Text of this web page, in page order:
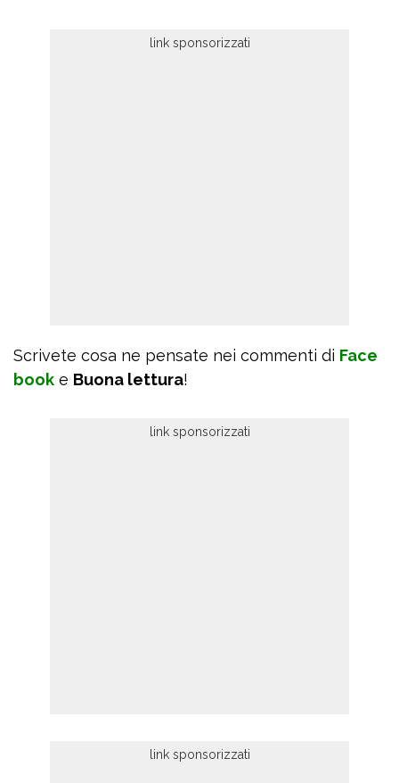
Scrivete cosa ne pensate nei commenti di Face
book e Buona lettura!